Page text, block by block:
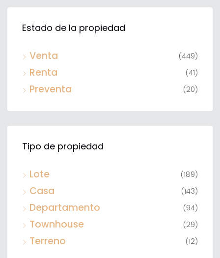
Estado de la propiedad
Venta (449)
Renta (41)
Preventa (20)
Tipo de propiedad
Lote (189)
Casa (143)
Departamento (94)
Townhouse (29)
Terreno (12)